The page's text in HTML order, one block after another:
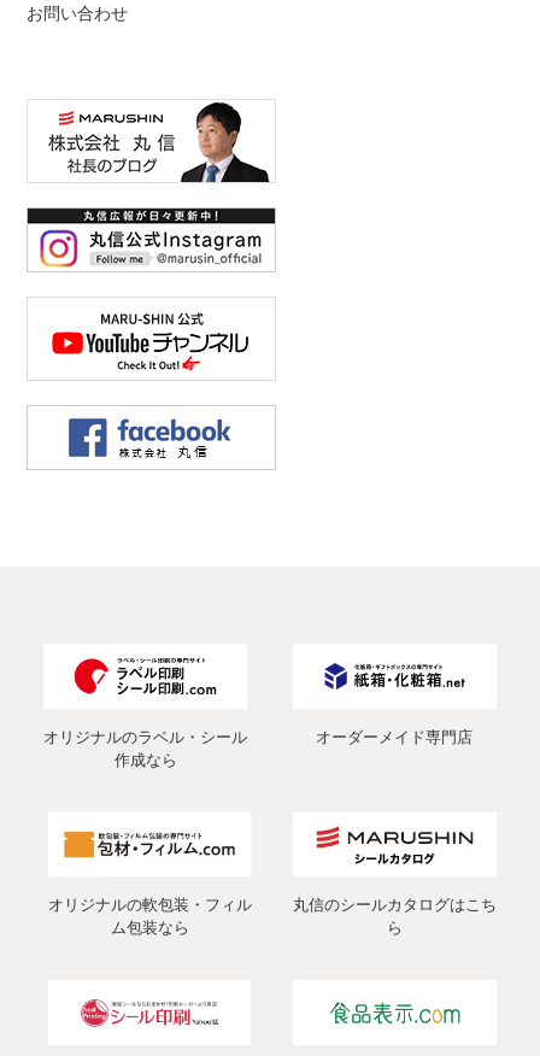
お問い合わせ
オリジナルのラベル・シール
作成なら
オーダーメイド専門店
オリジナルの軟包装・フィル
ム包装なら
丸信のシールカタログはこち
ら